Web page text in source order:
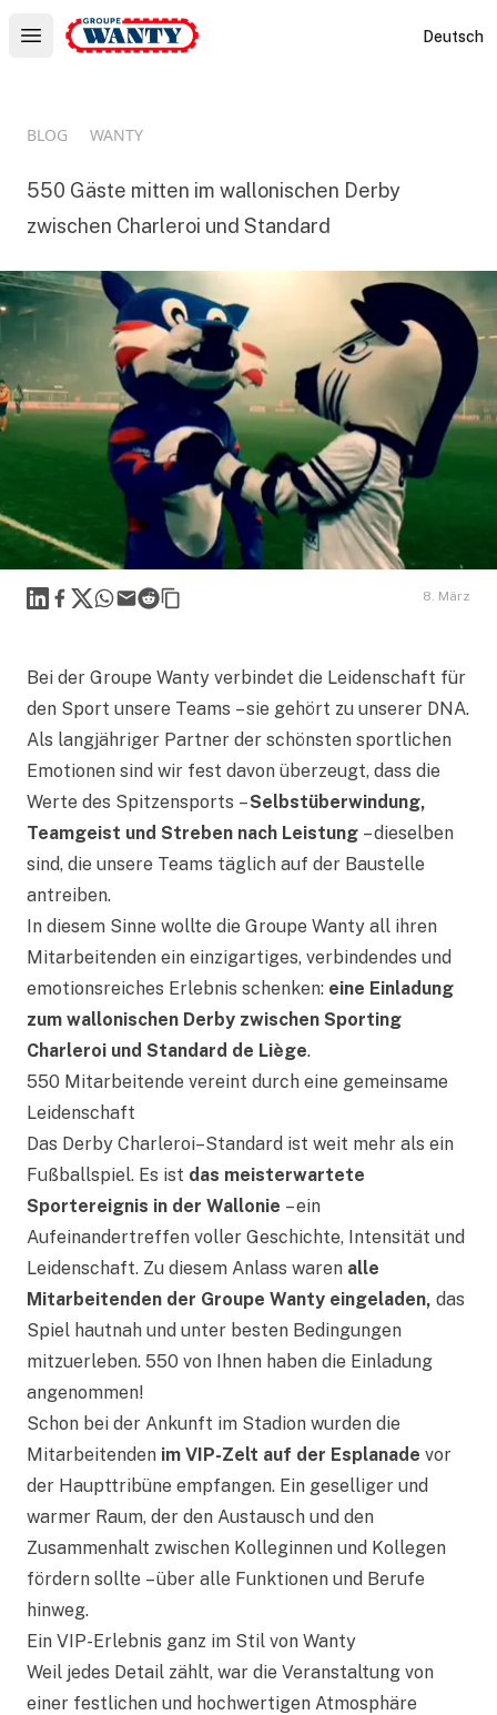
Open main menu
Le Groupe Wanty Deutsch
BLOG WANTY
550 Gäste mitten im wallonischen Derby
zwischen Charleroi und Standard
Linkedin
Facebook
X WhatsApp
MailReddit 8. März
Bei der Groupe Wanty verbindet die Leidenschaft für
den Sport unsere Teams – sie gehört zu unserer DNA.
Als langjähriger Partner der schönsten sportlichen
Emotionen sind wir fest davon überzeugt, dass die
Werte des Spitzensports –Selbstüberwindung,
Teamgeist und Streben nach Leistung – dieselben
sind, die unsere Teams täglich auf der Baustelle
antreiben.
In diesem Sinne wollte die Groupe Wanty all ihren
Mitarbeitenden ein einzigartiges, verbindendes und
emotionsreiches Erlebnis schenken: eine Einladung
zum wallonischen Derby zwischen Sporting
Charleroi und Standard de Liège.
550 Mitarbeitende vereint durch eine gemeinsame
Leidenschaft
Das Derby Charleroi–Standard ist weit mehr als ein
Fußballspiel. Es ist das meisterwartete
Sportereignis in der Wallonie – ein
Aufeinandertreffen voller Geschichte, Intensität und
Leidenschaft. Zu diesem Anlass waren alle
Mitarbeitenden der Groupe Wanty eingeladen, das
Spiel hautnah und unter besten Bedingungen
mitzuerleben. 550 von Ihnen haben die Einladung
angenommen!
Schon bei der Ankunft im Stadion wurden die
Mitarbeitenden im VIP-Zelt auf der Esplanade vor
der Haupttribüne empfangen. Ein geselliger und
warmer Raum, der den Austausch und den
Zusammenhalt zwischen Kolleginnen und Kollegen
fördern sollte – über alle Funktionen und Berufe
hinweg.
Ein VIP-Erlebnis ganz im Stil von Wanty
Weil jedes Detail zählt, war die Veranstaltung von
einer festlichen und hochwertigen Atmosphäre